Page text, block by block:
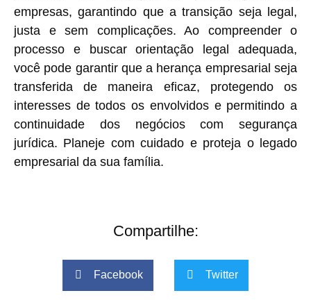
empresas, garantindo que a transição seja legal,
justa e sem complicações. Ao compreender o
processo e buscar orientação legal adequada,
você pode garantir que a herança empresarial seja
transferida de maneira eficaz, protegendo os
interesses de todos os envolvidos e permitindo a
continuidade dos negócios com segurança
jurídica. Planeje com cuidado e proteja o legado
empresarial da sua família.
Compartilhe:
Facebook Twitter